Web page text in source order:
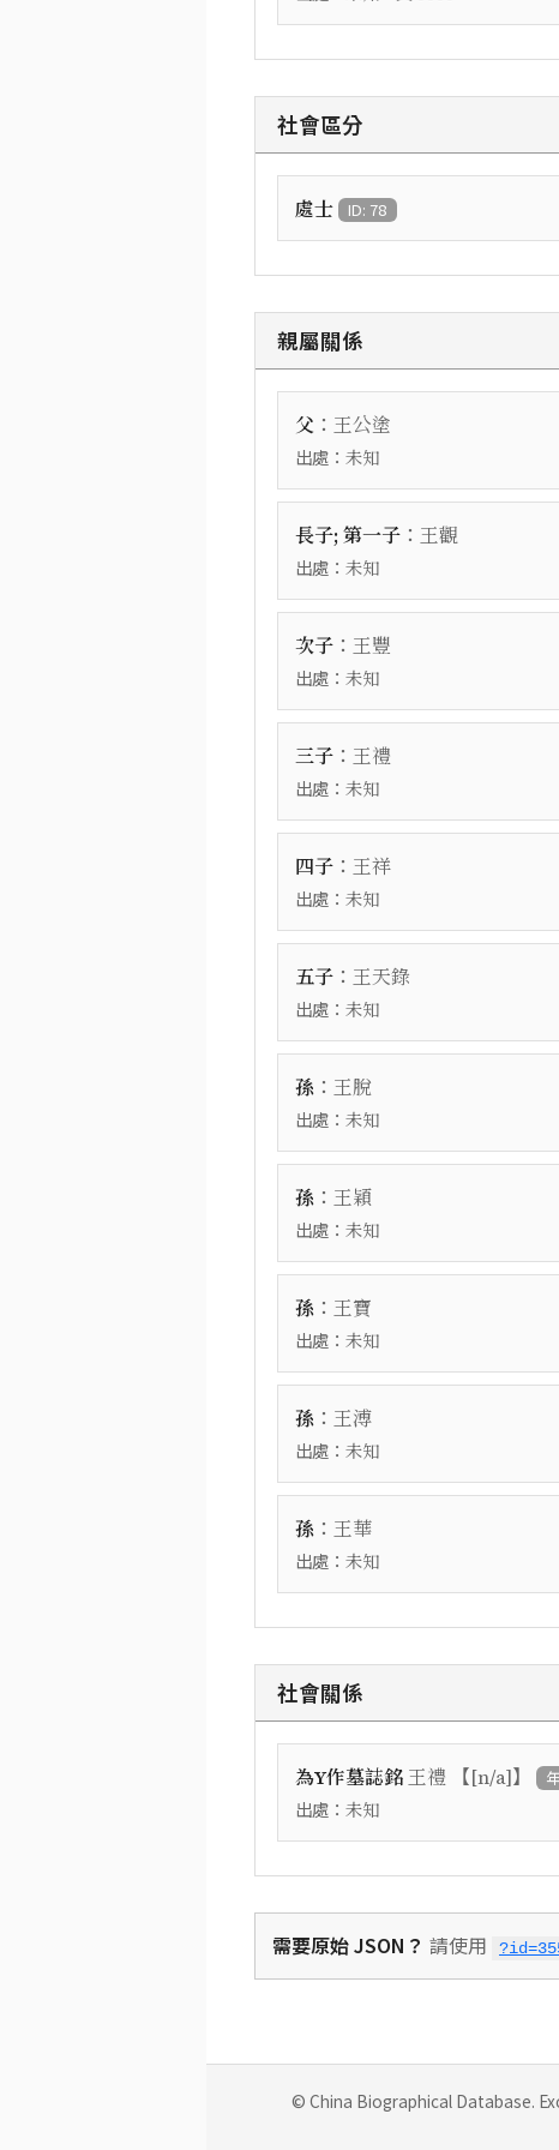
社會區分
處士 ID: 78
親屬關係
父 ： 王公塗
出處： 未知
長子; 第一子 ： 王觀
出處： 未知
次子 ： 王豐
出處： 未知
三子 ： 王禮
出處： 未知
四子 ： 王祥
出處： 未知
五子 ： 王天錄
出處： 未知
孫 ： 王脫
出處： 未知
孫 ： 王穎
出處： 未知
孫 ： 王寶
出處： 未知
孫 ： 王溥
出處： 未知
孫 ： 王華
出處： 未知
社會關係
為Y作墓誌銘 王禮 【[n/a]】
出處： 未知
需要原始 JSON？ 請使用
© China Biographical Database.